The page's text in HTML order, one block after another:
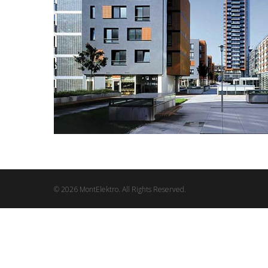
© 2026 MontElektro. All Rights Reserved.